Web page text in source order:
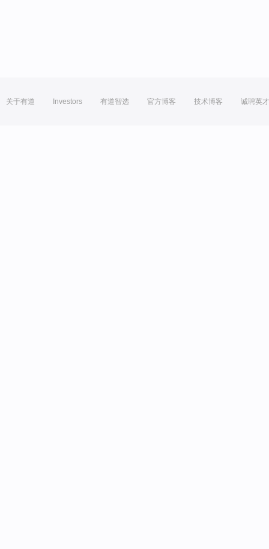
关于有道 Investors 有道智选 官方博客 技术博客 诚聘英才